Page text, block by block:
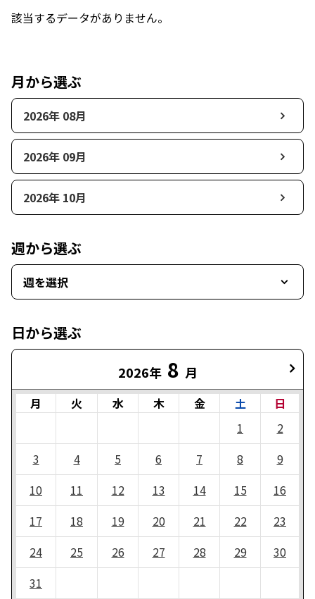
該当するデータがありません。
月から選ぶ
2026年 08月
2026年 09月
2026年 10月
週から選ぶ
週を選択
日から選ぶ
2026年 8 月
月 火 水 木 金 土
日
1
2
3
4 5 6 7 8
9
10
11 12 13 14 15
16
17
18 19 20 21 22
23
24
25 26 27 28 29
30
31